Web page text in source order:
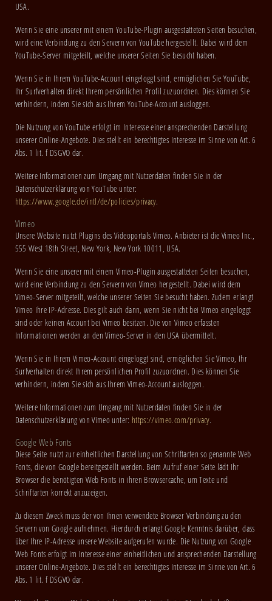
USA.
Wenn Sie eine unserer mit einem YouTube-Plugin ausgestatteten Seiten besuchen,
wird eine Verbindung zu den Servern von YouTube hergestellt. Dabei wird dem
YouTube-Server mitgeteilt, welche unserer Seiten Sie besucht haben.
Wenn Sie in Ihrem YouTube-Account eingeloggt sind, ermöglichen Sie YouTube,
Ihr Surfverhalten direkt Ihrem persönlichen Profil zuzuordnen. Dies können Sie
verhindern, indem Sie sich aus Ihrem YouTube-Account ausloggen.
Die Nutzung von YouTube erfolgt im Interesse einer ansprechenden Darstellung
unserer Online-Angebote. Dies stellt ein berechtigtes Interesse im Sinne von Art. 6
Abs. 1 lit. f DSGVO dar.
Weitere Informationen zum Umgang mit Nutzerdaten finden Sie in der
Datenschutzerklärung von YouTube unter:
https://www.google.de/intl/de/policies/privacy.
Vimeo
Unsere Website nutzt Plugins des Videoportals Vimeo. Anbieter ist die Vimeo Inc.,
555 West 18th Street, New York, New York 10011, USA.
Wenn Sie eine unserer mit einem Vimeo-Plugin ausgestatteten Seiten besuchen,
wird eine Verbindung zu den Servern von Vimeo hergestellt. Dabei wird dem
Vimeo-Server mitgeteilt, welche unserer Seiten Sie besucht haben. Zudem erlangt
Vimeo Ihre IP-Adresse. Dies gilt auch dann, wenn Sie nicht bei Vimeo eingeloggt
sind oder keinen Account bei Vimeo besitzen. Die von Vimeo erfassten
Informationen werden an den Vimeo-Server in den USA übermittelt.
Wenn Sie in Ihrem Vimeo-Account eingeloggt sind, ermöglichen Sie Vimeo, Ihr
Surfverhalten direkt Ihrem persönlichen Profil zuzuordnen. Dies können Sie
verhindern, indem Sie sich aus Ihrem Vimeo-Account ausloggen.
Weitere Informationen zum Umgang mit Nutzerdaten finden Sie in der
Datenschutzerklärung von Vimeo unter: https://vimeo.com/privacy.
Google Web Fonts
Diese Seite nutzt zur einheitlichen Darstellung von Schriftarten so genannte Web
Fonts, die von Google bereitgestellt werden. Beim Aufruf einer Seite lädt Ihr
Browser die benötigten Web Fonts in ihren Browsercache, um Texte und
Schriftarten korrekt anzuzeigen.
Zu diesem Zweck muss der von Ihnen verwendete Browser Verbindung zu den
Servern von Google aufnehmen. Hierdurch erlangt Google Kenntnis darüber, dass
über Ihre IP-Adresse unsere Website aufgerufen wurde. Die Nutzung von Google
Web Fonts erfolgt im Interesse einer einheitlichen und ansprechenden Darstellung
unserer Online-Angebote. Dies stellt ein berechtigtes Interesse im Sinne von Art. 6
Abs. 1 lit. f DSGVO dar.